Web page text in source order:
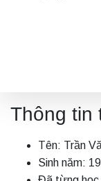
Thông tin
Tên: Trần
Sinh năm: